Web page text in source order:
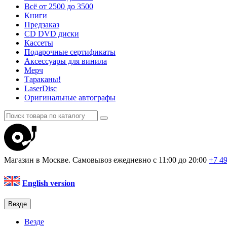
Всё от 2500 до 3500
Книги
Предзаказ
CD DVD диски
Кассеты
Подарочные сертификаты
Аксессуары для винила
Мерч
Тараканы!
LaserDisc
Оригинальные автографы
Магазин в Москве. Самовывоз ежедневно с 11:00 до 20:00 +7
English version
Везде
Везде